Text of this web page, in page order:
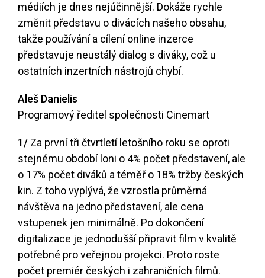
médiích je dnes nejúčinnější. Dokáže rychle
změnit představu o divácích našeho obsahu,
takže používání a cílení online inzerce
představuje neustálý dialog s diváky, což u
ostatních inzertních nástrojů chybí.
Aleš Danielis
Programový ředitel společnosti Cinemart
1/ Za první tři čtvrtletí letošního roku se oproti
stejnému období loni o 4% počet představení, ale
o 17% počet diváků a téměř o 18% tržby českých
kin. Z toho vyplývá, že vzrostla průměrná
návštěva na jedno představení, ale cena
vstupenek jen minimálně. Po dokončení
digitalizace je jednodušší připravit film v kvalitě
potřebné pro veřejnou projekci. Proto roste
počet premiér českých i zahraničních filmů.